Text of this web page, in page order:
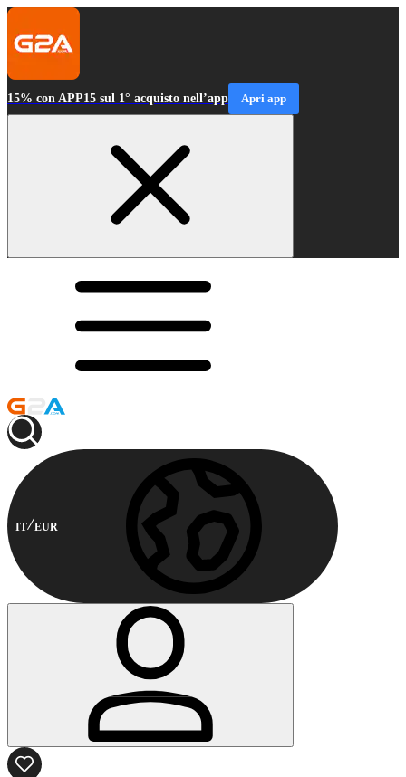
15% con APP15 sul 1° acquisto nell’app Apri app
IT EUR